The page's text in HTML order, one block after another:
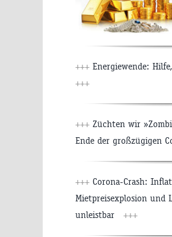
+++ Energiewende:
+++
+++ Züchten wir
Ende der großzügigen
+++ Corona-Crash:
Mietpreisexplosion und
unleistbar
+++